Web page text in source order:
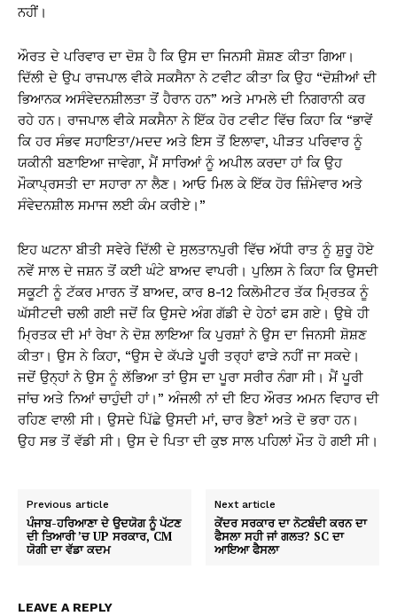
ਨਹੀਂ।
ਔਰਤ ਦੇ ਪਰਿਵਾਰ ਦਾ ਦੋਸ਼ ਹੈ ਕਿ ਉਸ ਦਾ ਜਿਨਸੀ ਸ਼ੋਸ਼ਣ ਕੀਤਾ ਗਿਆ।
ਦਿੱਲੀ ਦੇ ਉਪ ਰਾਜਪਾਲ ਵੀਕੇ ਸਕਸੈਨਾ ਨੇ ਟਵੀਟ ਕੀਤਾ ਕਿ ਉਹ “ਦੋਸ਼ੀਆਂ ਦੀ
ਭਿਆਨਕ ਅਸੰਵੇਦਨਸ਼ੀਲਤਾ ਤੋਂ ਹੈਰਾਨ ਹਨ” ਅਤੇ ਮਾਮਲੇ ਦੀ ਨਿਗਰਾਨੀ ਕਰ
ਰਹੇ ਹਨ। ਰਾਜਪਾਲ ਵੀਕੇ ਸਕਸੈਨਾ ਨੇ ਇੱਕ ਹੋਰ ਟਵੀਟ ਵਿੱਚ ਕਿਹਾ ਕਿ “ਭਾਵੇਂ
ਕਿ ਹਰ ਸੰਭਵ ਸਹਾਇਤਾ/ਮਦਦ ਅਤੇ ਇਸ ਤੋਂ ਇਲਾਵਾ, ਪੀੜਤ ਪਰਿਵਾਰ ਨੂੰ
ਯਕੀਨੀ ਬਣਾਇਆ ਜਾਵੇਗਾ, ਮੈਂ ਸਾਰਿਆਂ ਨੂੰ ਅਪੀਲ ਕਰਦਾ ਹਾਂ ਕਿ ਉਹ
ਮੌਕਾਪ੍ਰਸਤੀ ਦਾ ਸਹਾਰਾ ਨਾ ਲੈਣ। ਆਓ ਮਿਲ ਕੇ ਇੱਕ ਹੋਰ ਜ਼ਿੰਮੇਵਾਰ ਅਤੇ
ਸੰਵੇਦਨਸ਼ੀਲ ਸਮਾਜ ਲਈ ਕੰਮ ਕਰੀਏ।”
ਇਹ ਘਟਨਾ ਬੀਤੀ ਸਵੇਰੇ ਦਿੱਲੀ ਦੇ ਸੁਲਤਾਨਪੁਰੀ ਵਿੱਚ ਅੱਧੀ ਰਾਤ ਨੂੰ ਸ਼ੁਰੂ ਹੋਏ
ਨਵੇਂ ਸਾਲ ਦੇ ਜਸ਼ਨ ਤੋਂ ਕਈ ਘੰਟੇ ਬਾਅਦ ਵਾਪਰੀ। ਪੁਲਿਸ ਨੇ ਕਿਹਾ ਕਿ ਉਸਦੀ
ਸਕੂਟੀ ਨੂੰ ਟੱਕਰ ਮਾਰਨ ਤੋਂ ਬਾਅਦ, ਕਾਰ 8-12 ਕਿਲੋਮੀਟਰ ਤੱਕ ਮ੍ਰਿਤਕ ਨੂੰ
ਘੱਸੀਟਦੀ ਚਲੀ ਗਈ ਜਦੋਂ ਕਿ ਉਸਦੇ ਅੰਗ ਗੱਡੀ ਦੇ ਹੇਠਾਂ ਫਸ ਗਏ। ਉਥੇ ਹੀ
ਮ੍ਰਿਤਕ ਦੀ ਮਾਂ ਰੇਖਾ ਨੇ ਦੋਸ਼ ਲਾਇਆ ਕਿ ਪੁਰਸ਼ਾਂ ਨੇ ਉਸ ਦਾ ਜਿਨਸੀ ਸ਼ੋਸ਼ਣ
ਕੀਤਾ। ਉਸ ਨੇ ਕਿਹਾ, “ਉਸ ਦੇ ਕੱਪੜੇ ਪੂਰੀ ਤਰ੍ਹਾਂ ਫਾੜੇ ਨਹੀਂ ਜਾ ਸਕਦੇ।
ਜਦੋਂ ਉਨ੍ਹਾਂ ਨੇ ਉਸ ਨੂੰ ਲੱਭਿਆ ਤਾਂ ਉਸ ਦਾ ਪੂਰਾ ਸਰੀਰ ਨੰਗਾ ਸੀ। ਮੈਂ ਪੂਰੀ
ਜਾਂਚ ਅਤੇ ਨਿਆਂ ਚਾਹੁੰਦੀ ਹਾਂ।” ਅੰਜਲੀ ਨਾਂ ਦੀ ਇਹ ਔਰਤ ਅਮਨ ਵਿਹਾਰ ਦੀ
ਰਹਿਣ ਵਾਲੀ ਸੀ। ਉਸਦੇ ਪਿੱਛੇ ਉਸਦੀ ਮਾਂ, ਚਾਰ ਭੈਣਾਂ ਅਤੇ ਦੋ ਭਰਾ ਹਨ।
ਉਹ ਸਭ ਤੋਂ ਵੱਡੀ ਸੀ। ਉਸ ਦੇ ਪਿਤਾ ਦੀ ਕੁਝ ਸਾਲ ਪਹਿਲਾਂ ਮੌਤ ਹੋ ਗਈ ਸੀ।
Previous article
ਪੰਜਾਬ-ਹਰਿਆਣਾ ਦੇ ਉਦਯੋਗ ਨੂੰ ਪੱਟਣ
ਦੀ ਤਿਆਰੀ ’ਚ UP ਸਰਕਾਰ, CM
ਯੋਗੀ ਦਾ ਵੱਡਾ ਕਦਮ
Next article
ਕੇਂਦਰ ਸਰਕਾਰ ਦਾ ਨੋਟਬੰਦੀ ਕਰਨ ਦਾ
ਫੈਸਲਾ ਸਹੀ ਜਾਂ ਗਲਤ? SC ਦਾ
ਆਇਆ ਫੈਸਲਾ
LEAVE A REPLY